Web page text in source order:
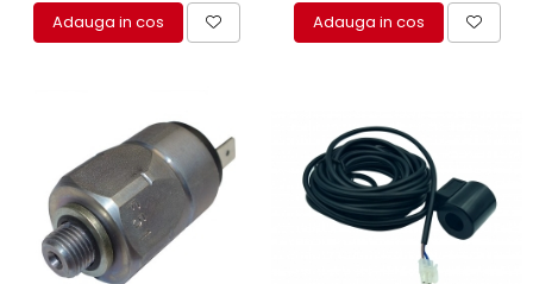
Adauga in cos Adauga in cos